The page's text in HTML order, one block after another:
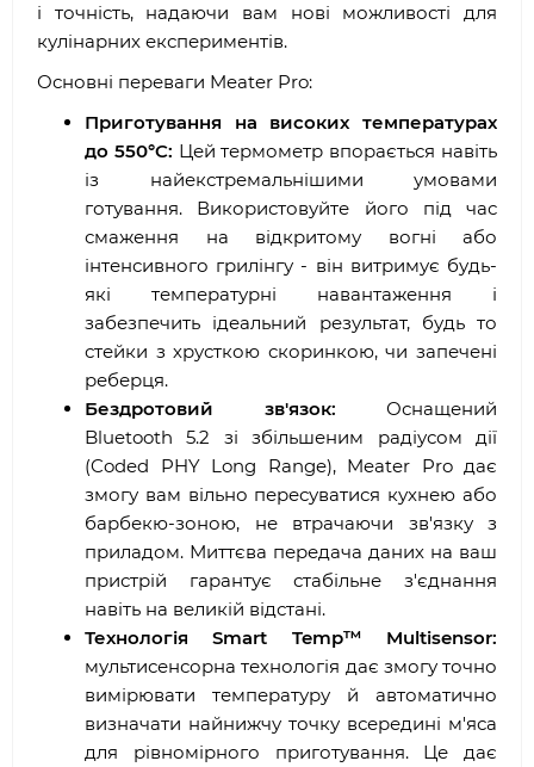
і точність, надаючи вам нові можливості для
кулінарних експериментів.
Основні переваги Meater Pro:
Приготування на високих температурах
до 550°C: Цей термометр впорається навіть
із найекстремальнішими умовами
готування. Використовуйте його під час
смаження на відкритому вогні або
інтенсивного грилінгу - він витримує будь-
які температурні навантаження і
забезпечить ідеальний результат, будь то
стейки з хрусткою скоринкою, чи запечені
реберця.
Бездротовий зв'язок: Оснащений
Bluetooth 5.2 зі збільшеним радіусом дії
(Coded PHY Long Range), Meater Pro дає
змогу вам вільно пересуватися кухнею або
барбекю-зоною, не втрачаючи зв'язку з
приладом. Миттєва передача даних на ваш
пристрій гарантує стабільне з'єднання
навіть на великій відстані.
Технологія Smart Temp™ Multisensor:
мультисенсорна технологія дає змогу точно
вимірювати температуру й автоматично
визначати найнижчу точку всередині м'яса
для рівномірного приготування. Це дає